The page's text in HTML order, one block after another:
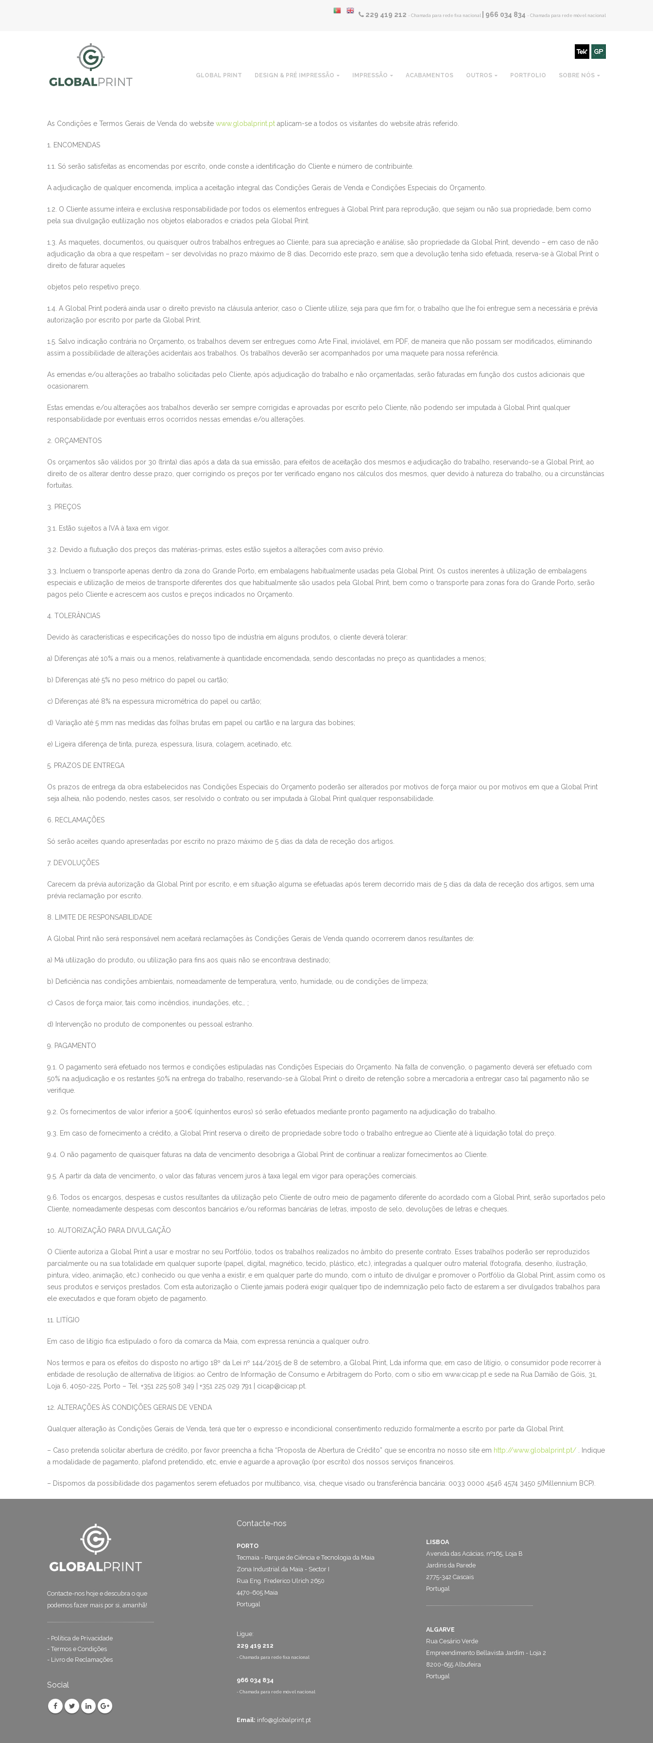
229 419 212 - Chamada para rede fixa nacional | 966 034 834 - Chamada para rede móvel nacional
GLOBAL PRINT DESIGN & PRÉ IMPRESSÃO IMPRESSÃO ACABAMENTOS OUTROS PORTFOLIO SOBRE NÓS
As Condições e Termos Gerais de Venda do website www.globalprint.pt aplicam-se a todos os visitantes do website atrás referido.
1. ENCOMENDAS
1.1. Só serão satisfeitas as encomendas por escrito, onde conste a identificação do Cliente e número de contribuinte.
A adjudicação de qualquer encomenda, implica a aceitação integral das Condições Gerais de Venda e Condições Especiais do Orçamento.
1.2. O Cliente assume inteira e exclusiva responsabilidade por todos os elementos entregues à Global Print para reprodução, que sejam ou não sua propriedade, bem como
pela sua divulgação eutilização nos objetos elaborados e criados pela Global Print
1.3. As maquetes, documentos, ou quaisquer outros trabalhos entregues ao Cliente, para sua apreciação e análise, são propriedade da Global Print , devendo – em caso de não
adjudicação da obra a que respeitam – ser devolvidas no prazo máximo de 8 dias. Decorrido este prazo, sem que a devolução tenha sido efetuada, reserva-se à Global Print o
direito de faturar aqueles
objetos pelo respetivo preço.
1.4. A Global Print poderá ainda usar o direito previsto na cláusula anterior, caso o Cliente utilize, seja para que fim for, o trabalho que lhe foi entregue sem a necessária e prévia
autorização por escrito por parte da Global Print
1.5. Salvo indicação contrária no Orçamento, os trabalhos devem ser entregues como Arte Final, inviolável, em PDF, de maneira que não possam ser modificados, eliminando
assim a possibilidade de alterações acidentais aos trabalhos. Os trabalhos deverão ser acompanhados por uma maquete para nossa referência.
As emendas e/ou alterações ao trabalho so licitadas pelo Cliente, após adjudicação do trabalho e não orçamentadas, serão faturadas em função dos custos adicionais que
ocasionarem.
Estas emendas e/ou alterações aos trabalhos deverão ser sempre corrigidas e aprovadas por escrito pelo Cliente, não podendo ser imputada à Global Print qualquer
responsabilidade por eventuais erros ocorridos nessas emendas e/ou alterações.
2. ORÇAMENTOS
Os orçamentos são válidos por 30 (trinta) dias após a data da sua emissão, para efeitos de aceitação dos mesmos e adjudicação do trabalho, reservando-se a Global Print , ao
direito de os alterar dentro desse prazo, quer corrigindo os preços por ter verificado engano nos cálculos dos mesmos, quer devido à natureza do trabalho, ou a circunstâncias
fortuitas.
3. PREÇOS
3.1. Estão sujeitos a IVA à taxa em vigor.
3.2. Devido a flutuação dos preços das matérias-primas, estes estão sujeitos a alterações com aviso prévio.
3.3. Incluem o transporte apenas dentro da zona do Grande Porto, em embalagens habitualmente usadas pela Global Print . Os custos inerentes à utilização de embalagens
especiais e utilização de meios de transporte diferentes dos que habitualmente são usados pela Global Print , bem como o transporte para zonas fora do Grande Porto, serão
pagos pelo Cliente e acrescem aos custos e preços indicados no Orçamento.
4. TOLERÂNCIAS
Devido às características e especificações do nosso tipo de indústria em alguns produtos , o cliente deverá tolerar:
a) Diferenças até 10% a mais ou a menos, relativamente à quantidade encomendada, sendo descontadas no preço as quantidades a menos;
b) Diferenças até 5% no peso métrico do papel ou cartão;
c) Diferenças até 8% na espessura micrométrica do papel ou cartão;
d) Variação até 5 mm nas medidas das folhas brutas em papel ou cartão e na largura das bobines;
e) Ligeira diferença de tinta, pureza, espessura, lisura, colagem, acetinado, etc.
5. PRAZOS DE ENTREGA
Os prazos de entrega da obra estabelecidos nas Condições Especiais do Orçamento poderão ser alterados por motivos de força maior ou por motivos em que a Global Print
seja alheia, não podendo, nestes casos, ser resolvido o contrato ou ser imputada à Global Print qualquer responsabilidade.
6. RECLAMAÇÕES
Só serão aceites quando apresentadas por escrito no prazo máximo de 5 dias da data de receção dos artigos.
7. DEVOLUÇÕES
Carecem da prévia autorização da Global Print por escrito, e em situação alguma se efetuadas após terem decorrido mais de 5 dias da data de receção dos artigos, sem uma
prévia reclamação por escrito.
8. LIMITE DE RESPONSABILIDADE
A Global Print não será responsável nem aceitará reclamações às Condições Gerais de Venda quando ocorrerem danos resultantes de:
a) Má utilização do produto, ou utilização para fins aos quais não se encontrava destinado;
b) Deficiência nas condições ambientais, nomeadamente de temperatura, vento, humidade, ou de condições de limpeza;
c) Casos de força maior, tais como incêndios, inundações, etc… ;
d) Intervenção no produto de componentes ou pessoal estranho.
9. PAGAMENTO
9.1. O pagamento será efetuado nos termos e condições estipuladas nas Condições Especiais do Orçamento. Na falta de convenção, o pagamento deverá ser efetuado com
50% na adjudicação e os restantes 50% na entrega do trabalho, reservando-se à Gl obal Print o direito de retenção sobre a mercadoria a entregar caso tal pagamento não se
verifique.
9.2. Os fornecimentos de valor inferior a 500€ (quinhentos euros) só serão efetuados mediante pronto pagamento na adjudicação do trabalho.
9.3. Em caso de fornecimento a crédito, a Global Print reserva o direito de propriedade sobre todo o trabalho entregue ao Cliente até à liquidação total do preço.
9.4. O não pagamento de quaisquer faturas na data de vencimento desobriga a Global Print de continuar a realizar fornecimentos ao Cliente.
9.5. A partir da data de vencimento, o valor das faturas vencem juros à taxa lega l em vigor para operações comerciais.
9.6. Todos os encargos, despesas e custos resultantes da utilização pelo Cliente de outro meio de pagamento diferente do acordado com a Global Print , serão suportados pelo
Cliente, nomeadamente despesas com descontos bancários e/ou reformas bancárias de letras, imposto de selo, devoluções de letras e cheques.
10. AUTORIZAÇÃO PARA DIVULGAÇÃO
O Cliente autoriza a Global Print a usar e mostrar no seu Portfólio, todos os trabalhos realizados no âmbito do presente contrato. Esses trabalhos poderão ser reproduzidos
parcialmente ou na sua totalidade em qualquer suporte (papel, digital, magnético, tecido, plástico, etc.), integradas a qualquer outro material (fotografia, desenho, ilustração,
pintura, vídeo, animação, etc.) conhecido ou que venha a existir, e em qualquer parte do mundo, com o intuito de divulgar e promover o Portfólio da Global Print , assim como os
seus produtos e serviços prestados. Com esta autorização o Cliente jamais poderá exigir qualquer tipo de indemnização pelo facto de estarem a ser divulgados trabalhos para
ele executados e que foram objeto de pagamento.
11. LITÍGIO
Em caso de litígio fica estipulado o foro da comarca da Maia, com expressa renúncia a qualquer outro.
Nos termos e para os efeitos do disposto no artigo 18º da Lei nº 144/2015 de 8 de setembro, a Global Print, Lda informa que, em caso de litígio, o consumidor pode recorrer à
entidade de resolução de alternativa de litígios: ao Centro de Informação de Consumo e Arbitragem do Porto, com o sítio em www.cicap.pt e sede na Rua Damião de Góis, 31,
Loja 6, 4050-225, Porto – Tel. +351 225 508 349 | +351 225 029 791 | cicap@cicap.pt
12. ALTERAÇÕES ÀS CONDIÇÕES GERAIS DE VENDA
Qualquer alteração às Condições Gerais de Venda, terá que ter o expresso e incondicional consentimento reduzido formalmente a escrito por parte da Global Print
– Caso pretenda solicitar abertura de crédito, por favor preencha a ficha “Proposta de Abertura de Crédito” que se encontra no nosso site em http://www.globalprint.pt/
. Indique
a modalidade de pagamento, plafond pretendido, etc, envie e aguarde a aprovação (por escrito) dos nossos serviços financeiros.
– Dispomos da possibilidade dos pagamentos serem efetuados por multibanco, visa, cheque visado ou transferência bancária: 0033 0000 4546 4574 3450 5(Millennium BCP).
Contacte-nos hoje e descubra o que
podemos fazer mais por si, amanhã!
- Política de Privacidade
- Termos e Condições
- Livro de Reclamações
Social
Contacte-nos
PORTO
Tecmaia - Parque de Ciência e Tecnologia da Maia
Zona Industrial da Maia - Sector I
Rua Eng. Frederico Ulrich 2650
4470-605 Maia
Portugal
Ligue:
229 419 212
- Chamada para rede fixa nacional
966 034 834
- Chamada para rede móvel nacional
Email: info@globalprint.pt
LISBOA
Avenida das Acácias, nº165, Loja B
Jardins da Parede
2775-342 Cascais
Portugal
ALGARVE
Rua Cesário Verde
Empreendimento Bellavista Jardim - Loja 2
8200-655 Albufeira
Portugal